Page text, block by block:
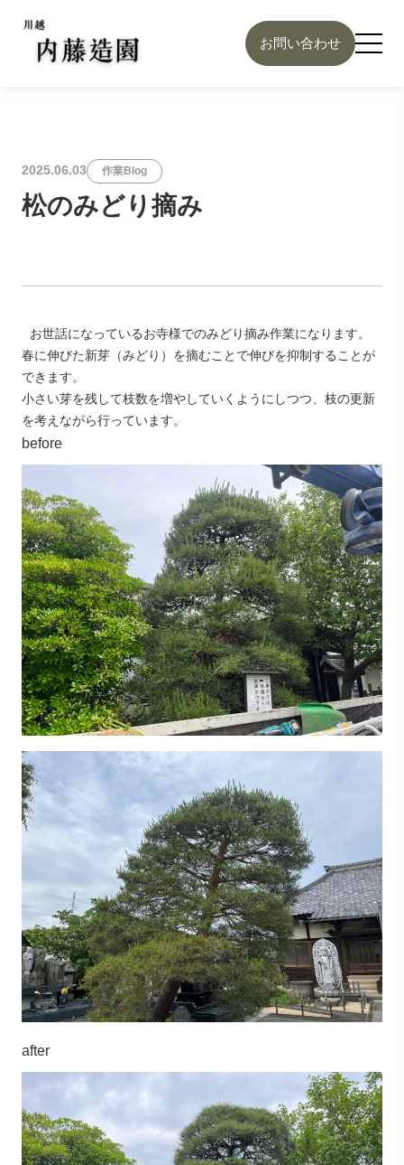
お問い合わせ
松のみどり摘み
2025.06.03 作業Blog
お世話になっているお寺様でのみどり摘み作業になります。
春に伸びた新芽（みどり）を摘むことで伸びを抑制することが
できます。
小さい芽を残して枝数を増やしていくようにしつつ、枝の更新
を考えながら行っています。
before
after